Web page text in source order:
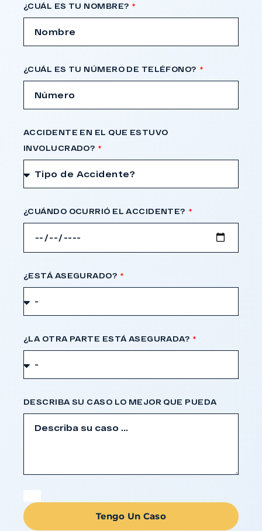
¿CUÁL ES TU NOMBRE?
¿CUÁL ES TU NÚMERO DE TELÉFONO?
ACCIDENTE EN EL QUE ESTUVO
INVOLUCRADO?
¿CUÁNDO OCURRIÓ EL ACCIDENTE?
¿ESTÁ ASEGURADO?
¿LA OTRA PARTE ESTÁ ASEGURADA?
DESCRIBA SU CASO LO MEJOR QUE PUEDA
Tengo Un Caso